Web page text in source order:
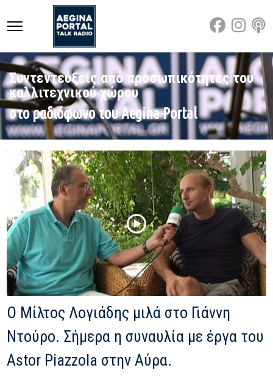
Συντεντεύξεις από προσωπικότητες του
καλλιτεχνικού χώρου
στο ραδιόφωνο του Aegina Portal
Ο Μίλτος Λογιάδης μιλά στο Γιάννη
Ντούρο. Σήμερα η συναυλία με έργα του
Astor Piazzola στην Αύρα.